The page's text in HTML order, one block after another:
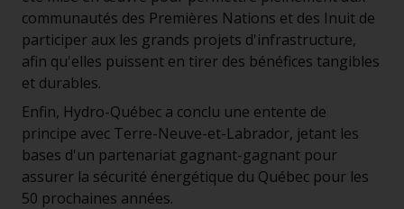
communautés des Premières Nations et des Inuit de
participer aux les grands projets d'infrastructure,
afin qu'elles puissent en tirer des bénéfices tangibles
et durables.
Enfin, Hydro-Québec a conclu une entente de
principe avec Terre-Neuve-et-Labrador, jetant les
bases d'un partenariat gagnant-gagnant pour
assurer la sécurité énergétique du Québec pour les
50 prochaines années.